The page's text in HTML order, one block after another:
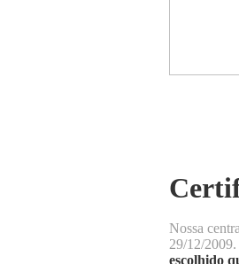
Nossa
29/12/2009.
escolhido